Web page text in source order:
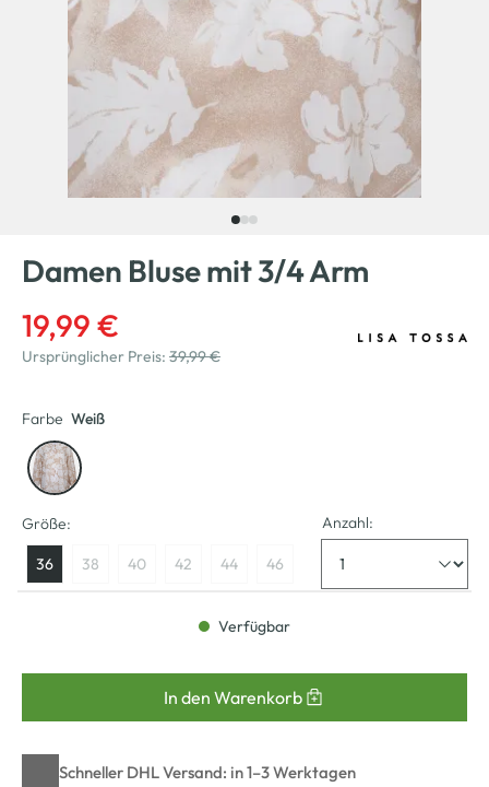
Damen Bluse mit 3/4 Arm
19,99 €
Ursprünglicher Preis: 39,99 €
Farbe Weiß
Größe:
36 38 40 42 44 46
Anzahl:
Verfügbar
In den Warenkorb
Schneller DHL Versand: in 1–3 Werktagen